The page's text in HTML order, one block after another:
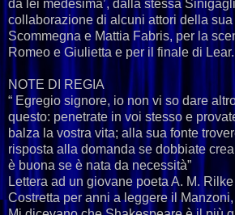
da lei medesima’, dalla stessa
collaborazione di alcuni attori della
Scommegna e Mattia Fabris, per la
Romeo e Giulietta e per il finale di Lear.
NOTE DI REGIA
“ Egregio signore, io non vi so dare
questo: penetrate in voi stesso e
balza la vostra vita; alla sua fonte
risposta alla domanda se dobbiate
è buona se è nata da necessità”
Lettera ad un giovane poeta A. M. Rilke
Costretta per anni a leggere il